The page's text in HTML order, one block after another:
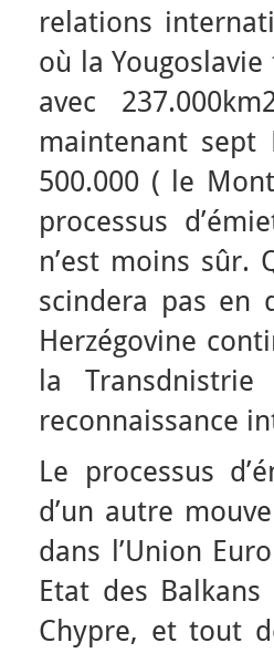
relations
où la
avec
maintenant sept
500.000 ( le
processus
n’est moins sûr.
scindera pas en
Herzégovine
la
reconnaissance
Le processus
d’un autre
dans l’Union
Etat des
Chypre, et tout